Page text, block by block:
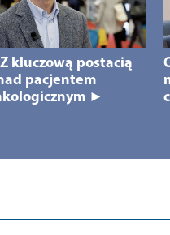
kluczową postacią
pacjentem
►